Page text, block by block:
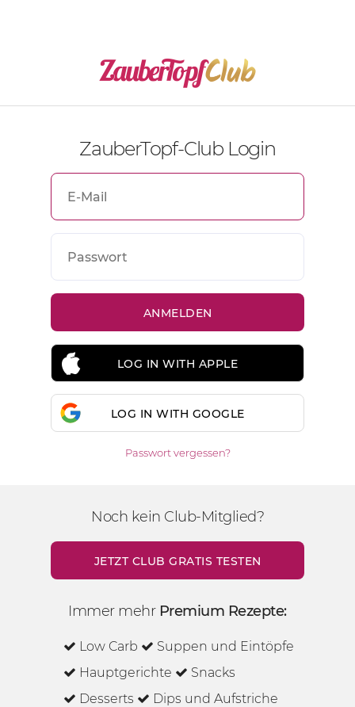
ZauberTopf-Club Login
LOG IN WITH APPLE
LOG IN WITH GOOGLE
Passwort vergessen?
Noch kein Club-Mitglied?
JETZT CLUB GRATIS TESTEN
Immer mehr Premium Rezepte:
Low Carb
Suppen und Eintöpfe
Hauptgerichte
Snacks
Desserts
Dips und Aufstriche